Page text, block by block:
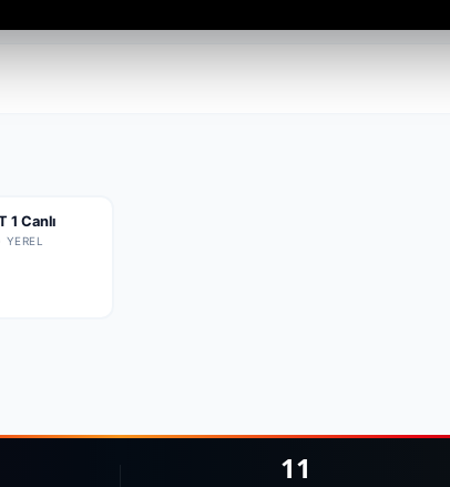
1 Canlı
YEREL
11